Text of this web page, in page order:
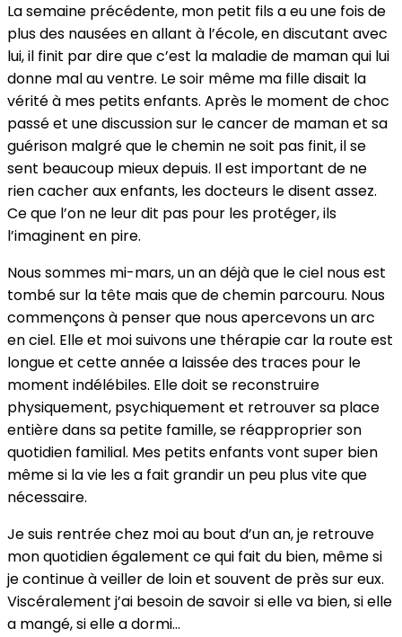
La semaine précédente, mon petit fils a eu une fois de
plus des nausées en allant à l’école, en discutant avec
lui, il finit par dire que c’est la maladie de maman qui lui
donne mal au ventre. Le soir même ma fille disait la
vérité à mes petits enfants. Après le moment de choc
passé et une discussion sur le cancer de maman et sa
guérison malgré que le chemin ne soit pas finit, il se
sent beaucoup mieux depuis. Il est important de ne
rien cacher aux enfants, les docteurs le disent assez.
Ce que l’on ne leur dit pas pour les protéger, ils
l’imaginent en pire.
Nous sommes mi-mars, un an déjà que le ciel nous est
tombé sur la tête mais que de chemin parcouru. Nous
commençons à penser que nous apercevons un arc
en ciel. Elle et moi suivons une thérapie car la route est
longue et cette année a laissée des traces pour le
moment indélébiles. Elle doit se reconstruire
physiquement, psychiquement et retrouver sa place
entière dans sa petite famille, se réapproprier son
quotidien familial. Mes petits enfants vont super bien
même si la vie les a fait grandir un peu plus vite que
nécessaire.
Je suis rentrée chez moi au bout d’un an, je retrouve
mon quotidien également ce qui fait du bien, même si
je continue à veiller de loin et souvent de près sur eux.
Viscéralement j’ai besoin de savoir si elle va bien, si elle
a mangé, si elle a dormi…